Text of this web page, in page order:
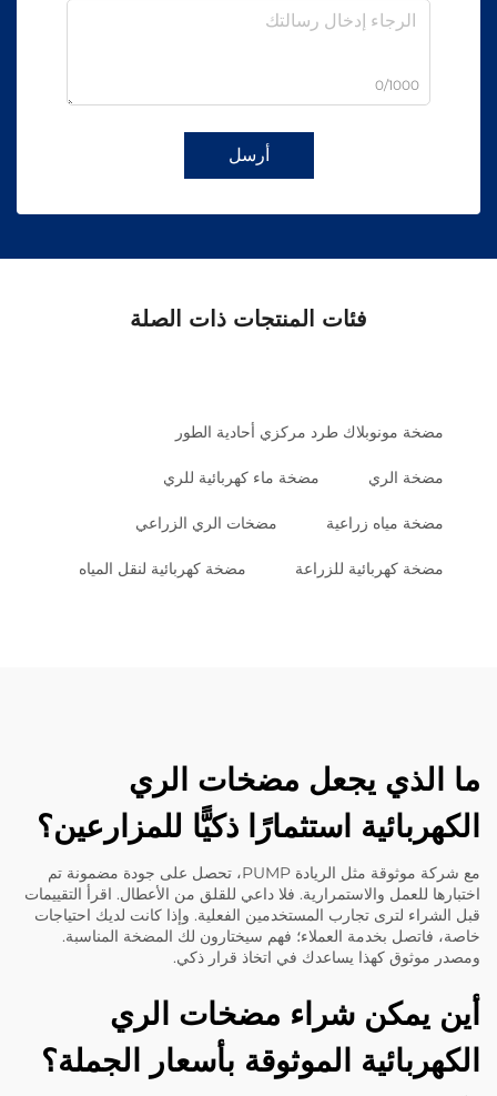
0/1000
أرسل
فئات المنتجات ذات الصلة
مضخة مونوبلاك طرد مركزي أحادية الطور
مضخة الري مضخة ماء كهربائية للري
مضخة مياه زراعية مضخات الري الزراعي
مضخة كهربائية للزراعة مضخة كهربائية لنقل المياه
ما الذي يجعل مضخات الري
الكهربائية استثمارًا ذكيًّا للمزارعين؟
مع شركة موثوقة مثل الريادة
PUMP، تحصل على جودة مضمونة تم
اختبارها للعمل والاستمرارية. فلا داعي للقلق من الأعطال. اقرأ التقييمات
قبل الشراء لترى تجارب المستخدمين الفعلية. وإذا كانت لديك احتياجات
خاصة، فاتصل بخدمة العملاء؛ فهم سيختارون لك المضخة المناسبة.
ومصدر موثوق كهذا يساعدك في اتخاذ قرار ذكي.
أين يمكن شراء مضخات الري
الكهربائية الموثوقة بأسعار الجملة؟